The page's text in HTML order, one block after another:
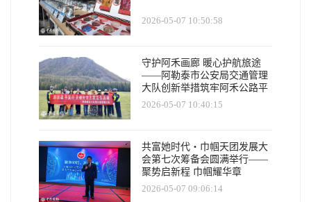
2026-05-07 10:50:58
守护阿禾画廊 暖心护航旅途
——阿勒泰市公安局交通管理
大队创新举措筑牢阿禾公路平
安防线
2026-05-07 10:40:15
共富她时代・巾帼天团发展大
会第七次筹备会圆满举行——
聚势启新程 巾帼耀华章
2026-05-07 09:06:14